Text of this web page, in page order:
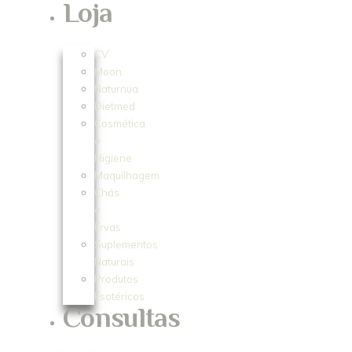
Loja
CV
Moon
Naturnua
Dietmed
Cosmética
e
Higiene
Maquilhagem
Chás
e
Ervas
Suplementos
Naturais
Produtos
Esotéricos
Consultas